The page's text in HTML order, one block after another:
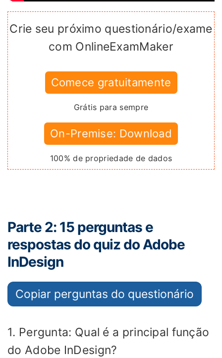
Crie seu próximo questionário/exame
com OnlineExamMaker
Comece gratuitamente
Grátis para sempre
On-Premise: Download
100% de propriedade de dados
Parte 2: 15 perguntas e
respostas do quiz do Adobe
InDesign
Copiar perguntas do questionário
1. Pergunta: Qual é a principal função
do Adobe InDesign?